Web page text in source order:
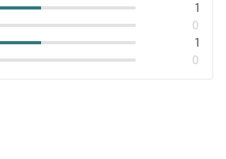
0
1
0
1